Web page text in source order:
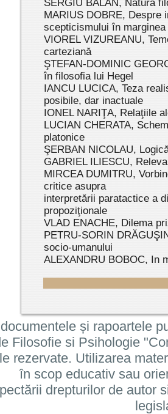
SERGIU BĂLAN, Natura
MARIUS DOBRE, Despre
scepticismului în
VIOREL VIZUREANU,
carteziană
ŞTEFAN-DOMINIC
în filosofia lui Hegel
IANCU LUCICA, Teza
posibile, dar inactuale
IONEL NARIŢA, Relaţiile
LUCIAN CHERATA,
platonice
ŞERBAN NICOLAU,
GABRIEL ILIESCU,
MIRCEA DUMITRU,
critice asupra
interpretării paratactice a
propoziţionale
VLAD ENACHE, Dilema
PETRU-SORIN
socio-umanului
ALEXANDRU BOBOC, In
și rapoartele
Filosofie si Psihologie
rezervate. Utilizarea
în scop educativ sau
drepturilor de autor